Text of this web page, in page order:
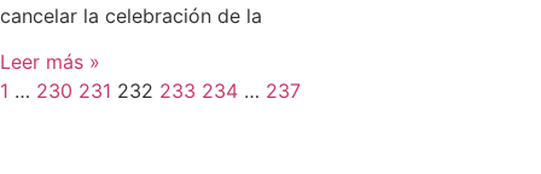
cancelar la celebración de la
Leer más »
1 … 230 231 232 233 234 … 237